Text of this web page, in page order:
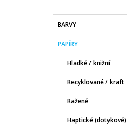
kategorie
K
A
T
BARVY
PAPÍRY
Hladké / knižní
Recyklované / kraft
Ražené
Haptické (dotykové)
5 Kč